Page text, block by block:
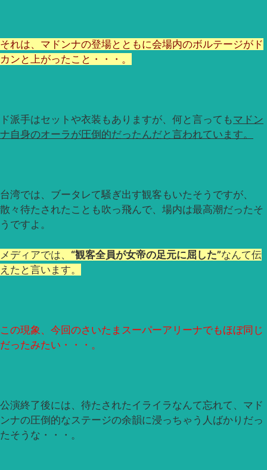
それは、マドンナの登場とともに会場内のボルテージがド
カンと上がったこと・・・。
ド派手はセットや衣装もありますが、何と言ってもマドン
ナ自身のオーラが圧倒的だったんだと言われています。
台湾では、ブータレて騒ぎ出す観客もいたそうですが、
散々待たされたことも吹っ飛んで、場内は最高潮だったそ
うですよ。
メディアでは、 “観客全員が女帝の足元に屈した”なんて伝
えたと言います。
この現象、今回のさいたまスーパーアリーナでもほぼ同じ
だったみたい・・・。
公演終了後には、待たされたイライラなんて忘れて、マド
ンナの圧倒的なステージの余韻に浸っちゃう人ばかりだっ
たそうな・・・。